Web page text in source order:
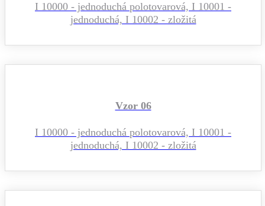
I 10000 - jednoduchá polotovarová, I 10001 -
jednoduchá, I 10002 - zložitá
Vzor 06
I 10000 - jednoduchá polotovarová, I 10001 -
jednoduchá, I 10002 - zložitá